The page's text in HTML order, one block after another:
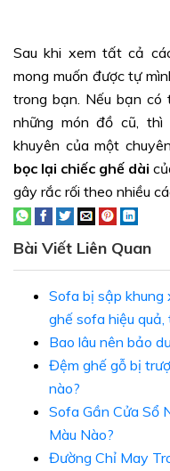
Sau khi xem tất cả
mong muốn được tự
trong bạn. Nếu bạn có
những món đồ cũ,
khuyên của một
bọc lại chiếc ghế dài
gây rắc rối theo nhiều
Bài Viết Liên Quan
Sofa bị sập khung
ghế sofa hiệu
Bao lâu nên bảo
Đệm ghế gỗ bị
nào?
Sofa Gần Cửa Sổ
Màu Nào?
Đường Chỉ May